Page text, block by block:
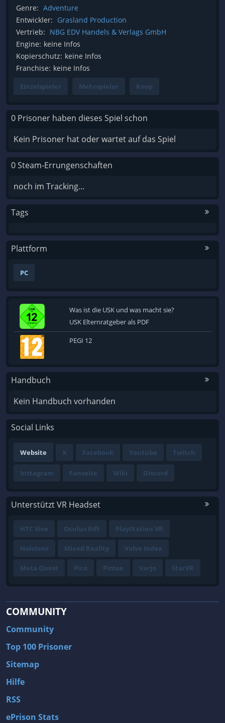
Genre: Adventure
Entwickler: Grasland Production
Vertrieb: NBG EDV Handels & Verlags GmbH
Engine: keine Infos
Kopierschutz: keine Infos
Franchise: keine Infos
Einzelspieler Mehrspieler Koop
0 Prisoner haben dieses Spiel schon
Kein Prisoner hat oder wartet auf das Spiel
0 Steam-Errungenschaften
noch im Tracking...
Tags
Plattform
PC
Was ist die USK und was macht sie?
USK Elternratgeber als PDF
PEGI 12
Handbuch
Kein Handbuch vorhanden
Social Links
Website X Facebook Youtube Twitch
Instagram Fanseite Wiki Discord
Unterstützt VR Headset
HTC Vive Oculus Rift PlayStation VR
Hololens Mixed Reality Valve Index
Meta Quest Pico Pimax Varjo StarVR
COMMUNITY
Community
Top 100 Prisoner
Sitemap
Hilfe
RSS
ePrison Stats